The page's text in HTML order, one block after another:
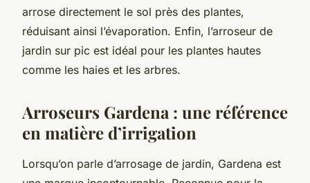
arrose directement le sol près des plantes,
réduisant ainsi l’évaporation. Enfin, l’arroseur de
jardin sur pic est idéal pour les plantes hautes
comme les haies et les arbres.
Arroseurs Gardena : une référence
en matière d’irrigation
Lorsqu’on parle d’arrosage de jardin, Gardena est